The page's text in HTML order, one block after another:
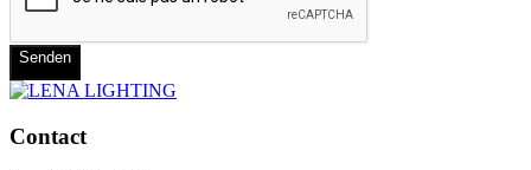
Senden
Contact